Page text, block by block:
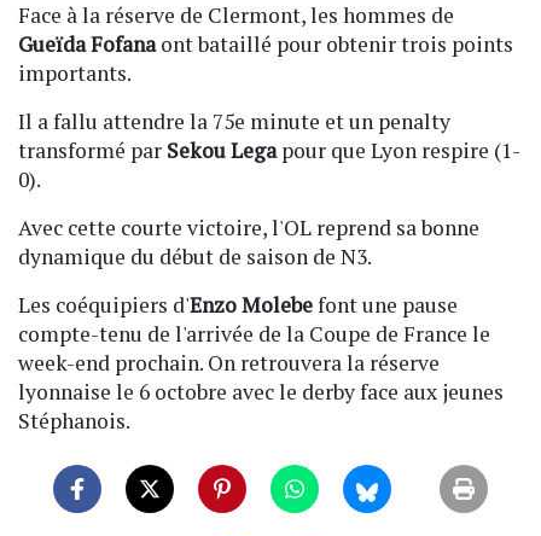
Face à la réserve de Clermont, les hommes de
Gueïda Fofanaont bataillé pour obtenir trois points
importants.
Il a fallu attendre la 75e minute et un penalty
transformé par Sekou Legapour que Lyon respire (1-
0).
Avec cette courte victoire, l'OL reprend sa bonne
dynamique du début de saison de N3.
Les coéquipiers d'Enzo Molebefont une pause
compte-tenu de l'arrivée de la Coupe de France le
week-end prochain. On retrouvera la réserve
lyonnaise le 6 octobre avec le derby face aux jeunes
Stéphanois.